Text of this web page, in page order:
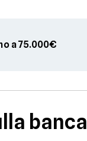
a 75.000€
banca